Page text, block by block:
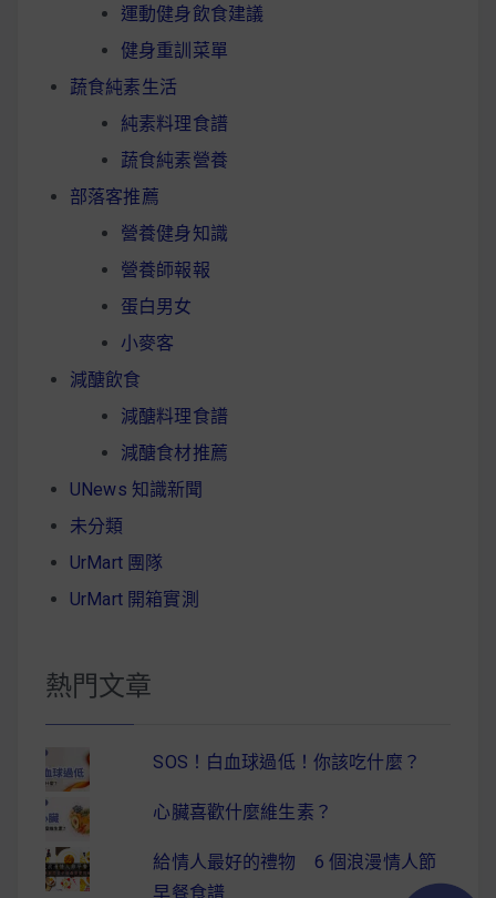
運動健身飲食建議
健身重訓菜單
蔬食純素生活
純素料理食譜
蔬食純素營養
部落客推薦
營養健身知識
營養師報報
蛋白男女
小麥客
減醣飲食
減醣料理食譜
減醣食材推薦
UNews 知識新聞
未分類
UrMart 團隊
UrMart 開箱實測
熱門文章
SOS！白血球過低！你該吃什麼？
心臟喜歡什麼維生素？
給情人最好的禮物 6 個浪漫情人節
早餐食譜